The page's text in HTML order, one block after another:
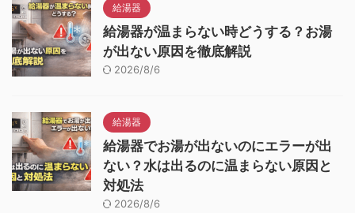
給湯器
給湯器が温まらない時どうする？お湯
が出ない原因を徹底解説
2026/8/6
給湯器
給湯器でお湯が出ないのにエラーが出
ない？水は出るのに温まらない原因と
対処法
2026/8/6